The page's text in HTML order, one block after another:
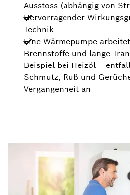
Ausstoss (abhängig von
Hervorragender
Technik
Eine Wärmepumpe
Brennstoffe und lange
Beispiel bei Heizöl –
Schmutz, Ruß und
Vergangenheit an